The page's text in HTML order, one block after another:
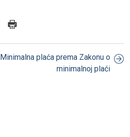
Minimalna plaća prema Zakonu o
minimalnoj plaći